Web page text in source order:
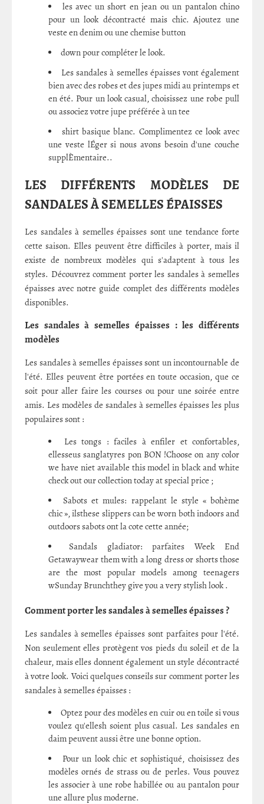
les avec un short en jean ou un pantalon chino
pour un look décontracté mais chic. Ajoutez une
veste en denim ou une chemise button
down pour compléter le look.
Les sandales à semelles épaisses vont également
bien avec des robes et des jupes midi au printemps et
en été. Pour un look casual, choisissez une robe pull
ou associez votre jupe préférée à un tee
shirt basique blanc. Complimentez ce look avec
une veste lÉger si nous avons besoin d'une couche
supplÈmentaire..
LES DIFFÉRENTS MODÈLES DE
SANDALES À SEMELLES ÉPAISSES
Les sandales à semelles épaisses sont une tendance forte
cette saison. Elles peuvent être difficiles à porter, mais il
existe de nombreux modèles qui s'adaptent à tous les
styles. Découvrez comment porter les sandales à semelles
épaisses avec notre guide complet des différents modèles
disponibles.
Les sandales à semelles épaisses : les différents
modèles
Les sandales à semelles épaisses sont un incontournable de
l'été. Elles peuvent être portées en toute occasion, que ce
soit pour aller faire les courses ou pour une soirée entre
amis. Les modèles de sandales à semelles épaisses les plus
populaires sont :
Les tongs : faciles à enfiler et confortables,
ellesseus sanglatyres pon BON !Choose on any color
we have niet available this model in black and white
check out our collection today at special price ;
Sabots et mules: rappelant le style « bohème
chic », ilsthese slippers can be worn both indoors and
outdoors sabots ont la cote cette année;
Sandals gladiator: parfaites Week End
Getawaywear them with a long dress or shorts those
are the most popular models among teenagers
wSunday Brunchthey give you a very stylish look .
Comment porter les sandales à semelles épaisses ?
Les sandales à semelles épaisses sont parfaites pour l'été.
Non seulement elles protègent vos pieds du soleil et de la
chaleur, mais elles donnent également un style décontracté
à votre look. Voici quelques conseils sur comment porter les
sandales à semelles épaisses :
Optez pour des modèles en cuir ou en toile si vous
voulez qu'ellesh soient plus casual. Les sandales en
daim peuvent aussi être une bonne option.
Pour un look chic et sophistiqué, choisissez des
modèles ornés de strass ou de perles. Vous pouvez
les associer à une robe habillée ou au pantalon pour
une allure plus moderne.